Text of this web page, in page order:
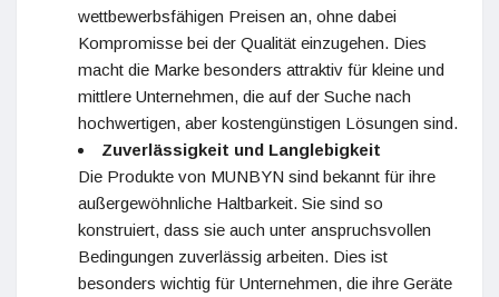
wettbewerbsfähigen Preisen an, ohne dabei
Kompromisse bei der Qualität einzugehen. Dies
macht die Marke besonders attraktiv für kleine und
mittlere Unternehmen, die auf der Suche nach
hochwertigen, aber kostengünstigen Lösungen sind.
Zuverlässigkeit und Langlebigkeit
Die Produkte von MUNBYN sind bekannt für ihre
außergewöhnliche Haltbarkeit. Sie sind so
konstruiert, dass sie auch unter anspruchsvollen
Bedingungen zuverlässig arbeiten. Dies ist
besonders wichtig für Unternehmen, die ihre Geräte